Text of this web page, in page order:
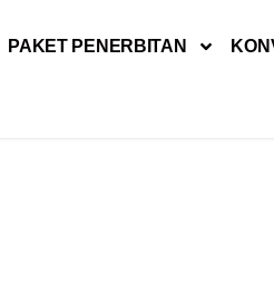
PAKET PENERBITAN